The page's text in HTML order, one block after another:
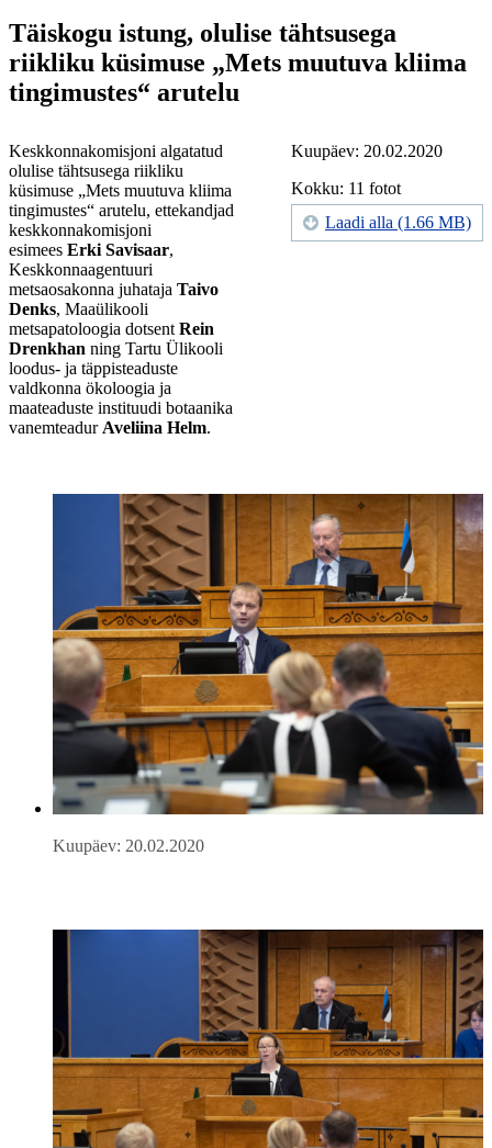
Täiskogu istung, olulise tähtsusega
riikliku küsimuse „Mets muutuva kliima
tingimustes“ arutelu
Kuupäev: 20.02.2020
Kokku: 11 fotot
Laadi alla (1.66 MB)
Keskkonnakomisjoni algatatud
olulise tähtsusega riikliku
küsimuse „Mets muutuva kliima
tingimustes“ arutelu, ettekandjad
keskkonnakomisjoni
esimees Erki Savisaar,
Keskkonnaagentuuri
metsaosakonna juhataja Taivo
Denks, Maaülikooli
metsapatoloogia dotsent Rein
Drenkhan ning Tartu Ülikooli
loodus- ja täppisteaduste
valdkonna ökoloogia ja
maateaduste instituudi botaanika
vanemteadur Aveliina Helm.
Kuupäev: 20.02.2020